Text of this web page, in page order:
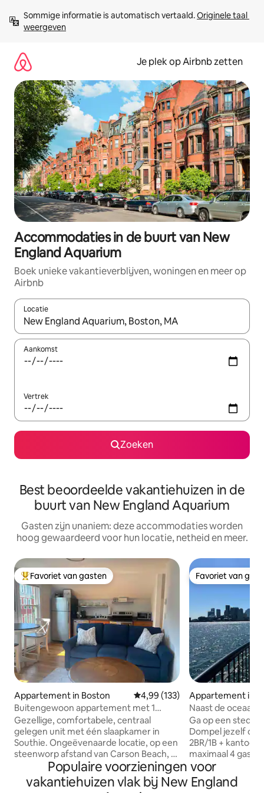
direct
naar
Sommige informatie is automatisch vertaald. Originele taal
weergeven
Je plek op Airbnb zetten
Accommodaties in de buurt van New
England Aquarium
Boek unieke vakantieverblijven, woningen en meer op
Airbnb
Locatie
Wanneer er resultaten beschikbaar zijn, maak je een keuze
Aankomst
Vertrek
Zoeken
Best beoordeelde vakantiehuizen in de
buurt van New England Aquarium
Gasten zijn unaniem: deze accommodaties worden
hoog gewaardeerd voor hun locatie, netheid en meer.
Topfavoriet van gasten
Favoriet van gasten
Appartement in Boston Gemiddelde beoordeling van
4,99 (133)
Buitengewoon appartement met 1
slaapkamer in Zuid-Boston!
Gezellige, comfortabele, centraal
gelegen unit met één slaapkamer in
Southie. Ongeëvenaarde locatie, op een
steenworp afstand van Carson Beach, L
Street Bathouse, BCEC, Sail Boston,
World Cup 2026! Deze accommodatie
biedt eindeloze mogelijkheden om je
Favoriet van
Favoriet van
Appartement in
Naast de oceaan,
centrum met de T
Ga op een
Dompel jezelf
2BR/1B +
maximaal 4
wifi, op een
park aan de
uitzicht op de
Populaire voorzieningen voor
vakantiehuizen vlak bij New England